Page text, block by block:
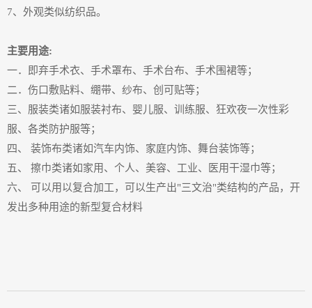
7、外观类似纺织品。
主要用途:
一．即弃手术衣、手术罩布、手术台布、手术围裙等；
二．伤口敷贴料、绷带、纱布、创可贴等；
三、服装类诸如服装衬布、婴儿服、训练服、狂欢夜一次性彩
服、各类防护服等；
四、 装饰布类诸如汽车内饰、家庭内饰、舞台装饰等；
五、 擦巾类诸如家用、个人、美容、工业、医用干湿巾等；
六、 可以用以复合加工，可以生产出"三文治"类结构的产品，开
发出多种用途的新型复合材料